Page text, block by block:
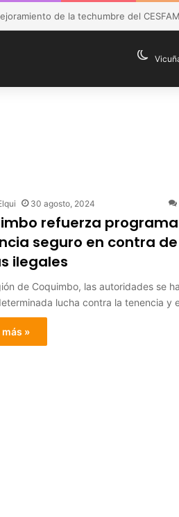
preparación de las postas rurales
30 agosto, 2024
refuerza programa
seguro en contra de
ilegales
de Coquimbo, las autoridades se
lucha contra la tenencia y
más »